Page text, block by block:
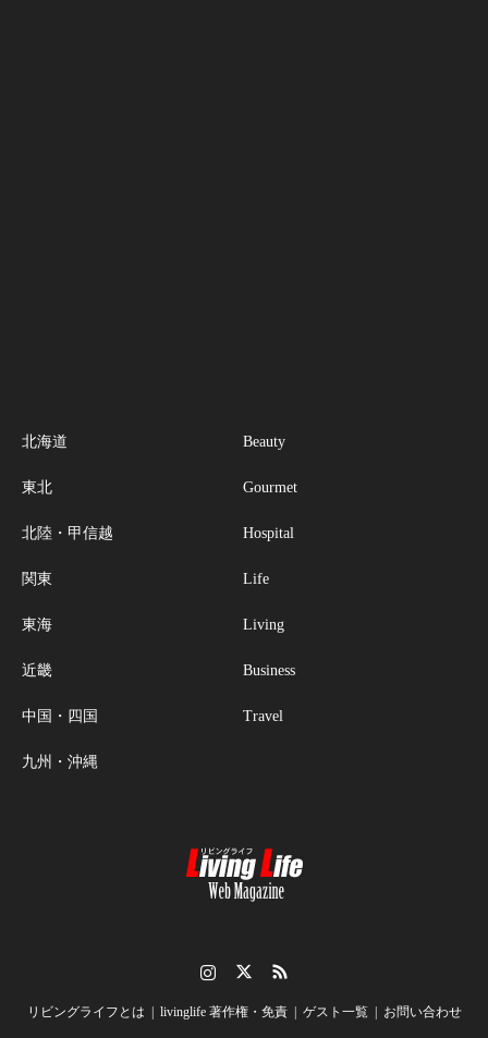
北海道
東北
北陸・甲信越
関東
東海
近畿
中国・四国
九州・沖縄
Beauty
Gourmet
Hospital
Life
Living
Business
Travel
リビングライフとは livinglife 著作権・免責 ゲスト一覧 お問い合わせ